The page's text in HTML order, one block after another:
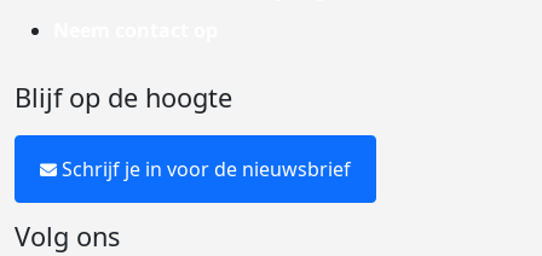
Blijf op de hoogte
Schrijf je in voor de nieuwsbrief
Volg ons